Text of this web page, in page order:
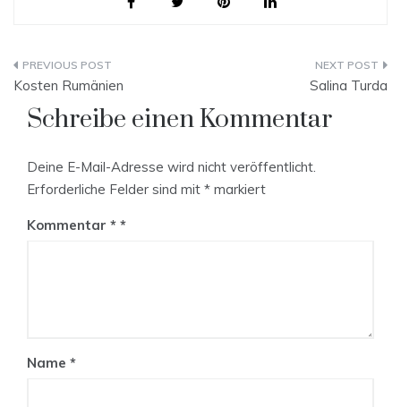
Beitragsnavigation
Kosten Rumänien Salina Turda
Schreibe einen Kommentar
Deine E-Mail-Adresse wird nicht veröffentlicht.
Erforderliche Felder sind mit * markiert
Kommentar *
Name *